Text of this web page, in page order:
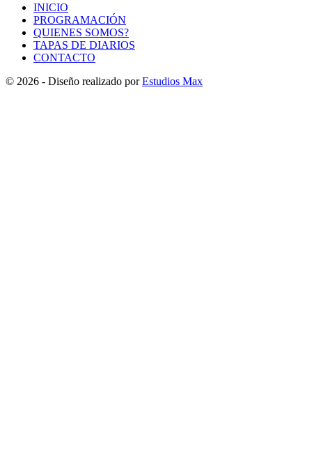
INICIO
PROGRAMACIÓN
QUIENES SOMOS?
TAPAS DE DIARIOS
CONTACTO
© 2026 - Diseño realizado porEstudios Max